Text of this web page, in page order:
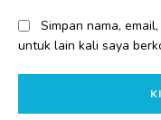
Simpan nama,
untuk lain kali saya